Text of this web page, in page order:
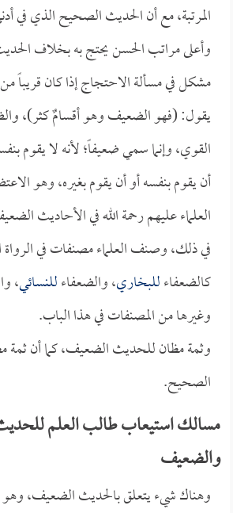
المرتبة، مع أن الحديث الصحيح الذي في
وأعلى مراتب الحسن يحتج به بخلاف
مشكل في مسألة الاحتجاج إذا كان قريباً
يقول: (فهو الضعيف وهو أقسامٌ كثر)،
القوي، وإنما سمي ضعيفاً؛ لأنه لا يقوم
أن يقوم بنفسه أو أن يقوم بغيره، وهو
العلماء عليهم رحمة الله في الأحاديث
في ذلك، وصنف العلماء مصنفات في
كالضعفاءللبخاري، والضعفاءللنسائي،
وغيرها من المصنفات في هذا الباب.
وثمة مظان للحديث الضعيف، كما أن ثمة
الصحيح.
مسالك استيعاب طالب العلم
والضعيف
وهناك شيء يتعلق بالحديث الضعيف، وهو